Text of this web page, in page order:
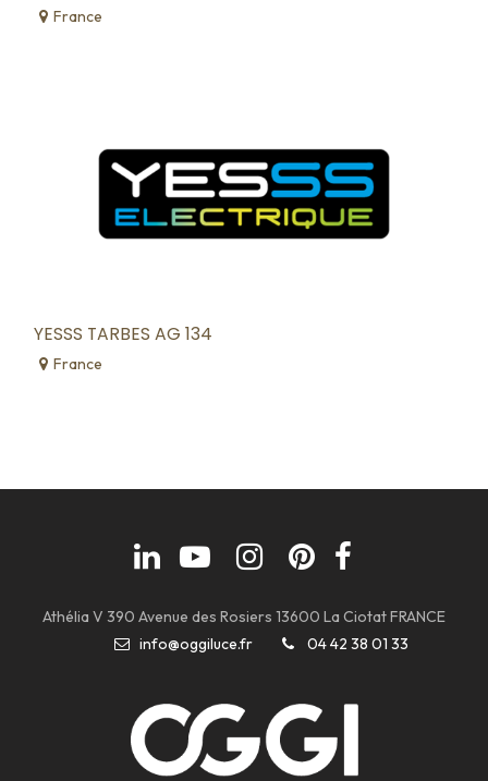
France
YESSS TARBES AG 134
France
Athélia V 390 Avenue des Rosiers 13600 La Ciotat FRANCE
info@oggiluce.fr
04 42 38 01 33